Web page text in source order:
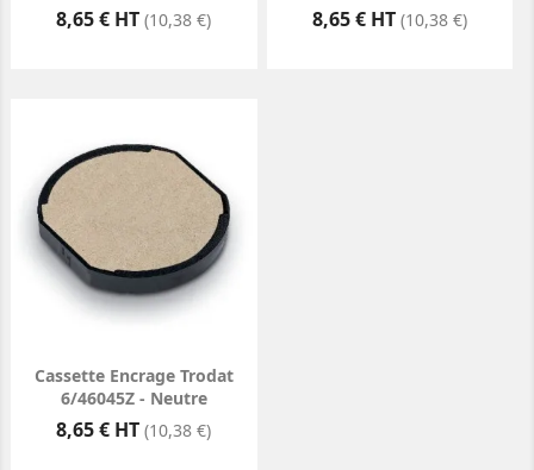
Prix
8,65 € HT (10,38 €) Prix
8,65 € HT (10,38 €)
Cassette Encrage Trodat
6/46045Z - Neutre
Prix
8,65 € HT (10,38 €)